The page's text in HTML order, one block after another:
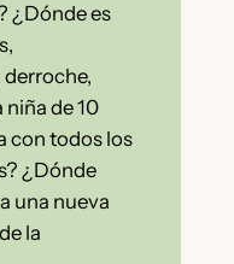
¿Dónde es
derroche,
de 10
con todos los
¿Dónde
una nueva
la